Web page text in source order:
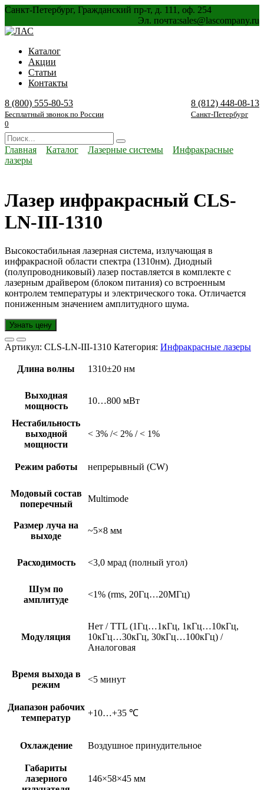
Перейти
содержанию
Санкт-Петербург, Гражданский пр-т, д. 111, оф. 254
Эл. почта:sales@lascompany.ru
Каталог
Акции
Статьи
Контакты
8 (800) 555-80-53
Бесплатный звонок по России
8 (812) 448-08-13
Санкт-Петербург
0
Search
for:
Главная Каталог Лазерные системы
Инфракрасные
лазеры
Лазер инфракрасный CLS-
LN-III-1310
Высокостабильная лазерная система, излучающая в
инфракрасной области спектра (1310нм). Диодный
(полупроводниковый) лазер поставляется в комплекте с
лазерным драйвером (блоком питания) со встроенным
контролем температуры и электрического тока. Отличается
пониженным значением амплитудного шума.
Узнать цену
Артикул: CLS-LN-III-1310 Категория: Инфракрасные лазеры
Длина волны 1310±20 нм
Выходная
мощность
10…800 мВт
Нестабильность
выходной
мощности
< 3% /< 2% / < 1%
Режим работы непрерывный (CW)
Модовый состав
поперечный
Multimode
Размер луча на
выходе
~5×8 мм
Расходимость <3,0 мрад (полный угол)
Шум по
амплитуде
<1% (rms, 20Гц…20МГц)
Модуляция
Нет / TTL (1Гц…1кГц, 1кГц…10кГц,
10кГц…30кГц, 30кГц…100кГц) /
Аналоговая
Время выхода в
режим
<5 минут
Диапазон рабочих
температур
+10…+35 ℃
Охлаждение Воздушное принудительное
Габариты
лазерного
146×58×45 мм